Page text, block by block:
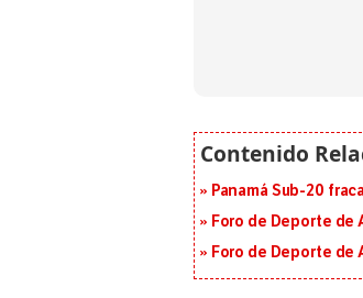
Panamá Sub-20
Foro de Deporte de
Foro de Deporte de